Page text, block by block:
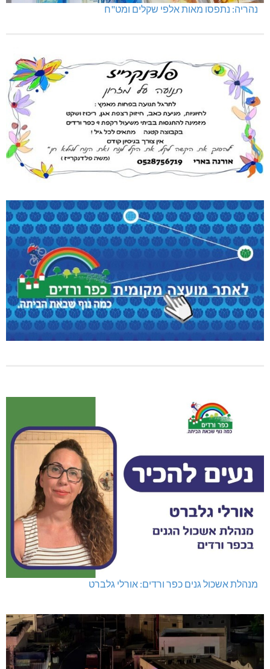
נהריה: נתפסו מאות אלפי שקלים ומט"ח
מנהלת אשכול גנים כפר ורדים: אורלי גלברט